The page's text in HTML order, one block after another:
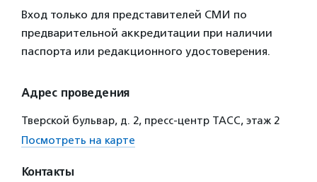
Вход только для представителей СМИ по
предварительной аккредитации при наличии
паспорта или редакционного удостоверения.
Адрес проведения
Тверской бульвар, д. 2, пресс-центр ТАСС, этаж 2
Посмотреть на карте
Контакты